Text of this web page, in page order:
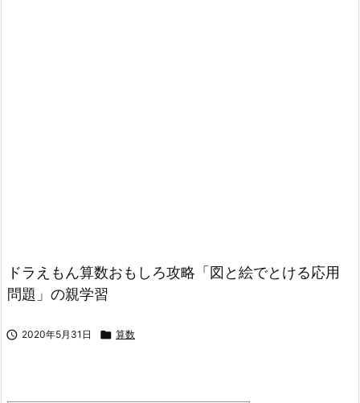
ドラえもん算数おもしろ攻略「図と絵でとける応用
問題」の親学習
 2020年5月31日  算数